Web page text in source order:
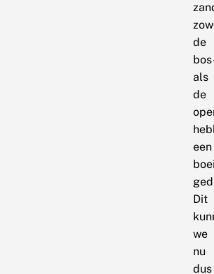
de
bos-
als
de
een
Dit
we
nu
dus